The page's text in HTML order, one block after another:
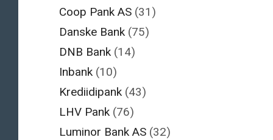
Coop Pank AS (31)
Danske Bank (75)
DNB Bank (14)
Inbank (10)
Krediidipank (43)
LHV Pank (76)
Luminor Bank AS (32)